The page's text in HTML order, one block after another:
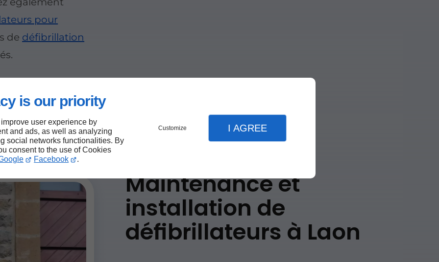
is our priority
user experience by
and ads, as well as analyzing
social networks functionalities. By
consent to the use of Cookies
Facebook .
Customize I AGREE
pour
de défibrillation
de
besoin
Maintenance et
installation de
défibrillateurs à Laon